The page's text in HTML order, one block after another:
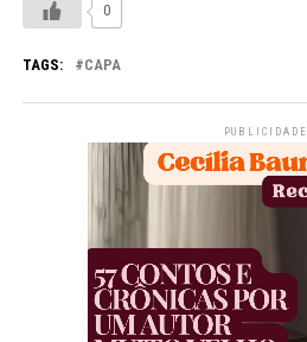
0
TAGS: CAPA
PUBLICIDADE